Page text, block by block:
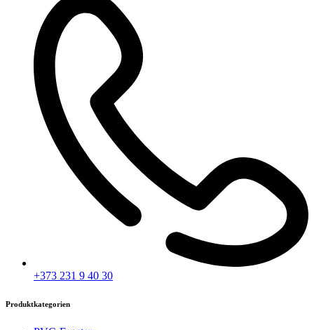
+373 231 9 40 30
Produktkategorien